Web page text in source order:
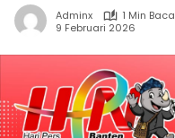
Adminx
1 Min Baca
9 Februari 2026